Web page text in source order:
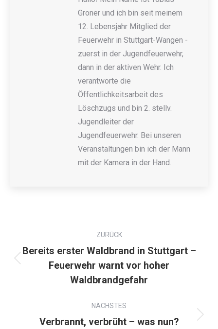
Groner und ich bin seit meinem
12. Lebensjahr Mitglied der
Feuerwehr in Stuttgart-Wangen -
zuerst in der Jugendfeuerwehr,
dann in der aktiven Wehr. Ich
verantworte die
Öffentlichkeitsarbeit des
Löschzugs und bin 2. stellv.
Jugendleiter der
Jugendfeuerwehr. Bei unseren
Veranstaltungen bin ich der Mann
mit der Kamera in der Hand.
ZURÜCK
Bereits erster Waldbrand in Stuttgart –
Feuerwehr warnt vor hoher
Waldbrandgefahr
NÄCHSTES
Verbrannt, verbrüht – was nun?